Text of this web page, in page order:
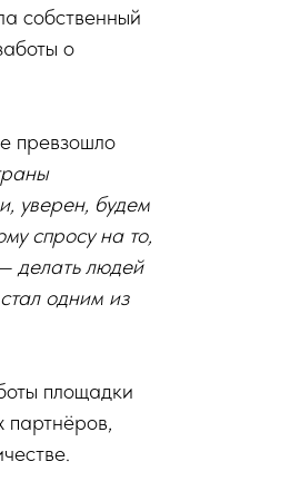
собственный
о
превзошло
уверен, будем
спросу на то,
делать людей
одним из
площадки
партнёров,